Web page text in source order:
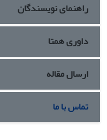
راهنمای نویسندگان
داوری همتا
ارسال مقاله
تماس با ما